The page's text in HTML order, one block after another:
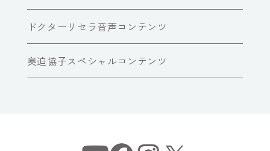
ドクターリセラ音声コンテンツ
奥迫協子スペシャルコンテンツ